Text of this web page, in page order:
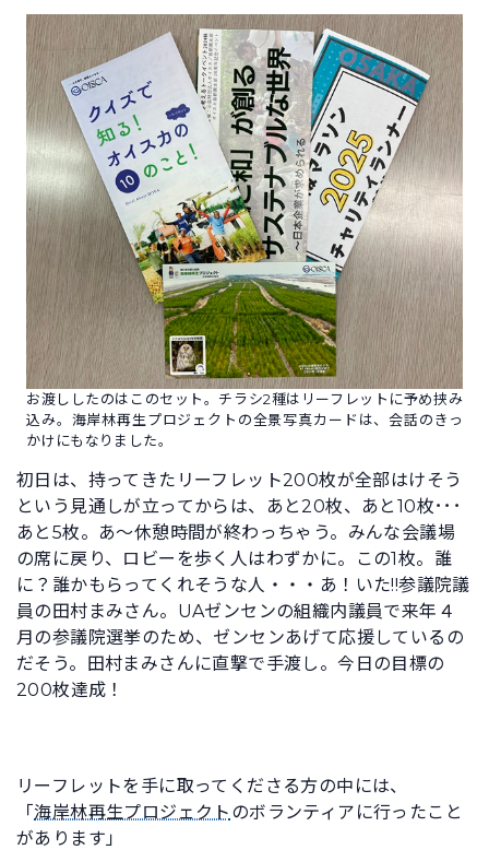
お渡ししたのはこのセット。チラシ2種はリーフレットに予め挟み
込み。海岸林再生プロジェクトの全景写真カードは、会話のきっ
かけにもなりました。
初日は、持ってきたリーフレット200枚が全部はけそう
という見通しが立ってからは、あと20枚、あと10枚･･･
あと5枚。あ～休憩時間が終わっちゃう。みんな会議場
の席に戻り、ロビーを歩く人はわずかに。この1枚。誰
に？誰かもらってくれそうな人・・・あ！いた!!参議院議
員の田村まみさん。UAゼンセンの組織内議員で来年４
月の参議院選挙のため、ゼンセンあげて応援しているの
だそう。田村まみさんに直撃で手渡し。今日の目標の
200枚達成！
リーフレットを手に取ってくださる方の中には、
「海岸林再生プロジェクト のボランティアに行ったこと
があります」